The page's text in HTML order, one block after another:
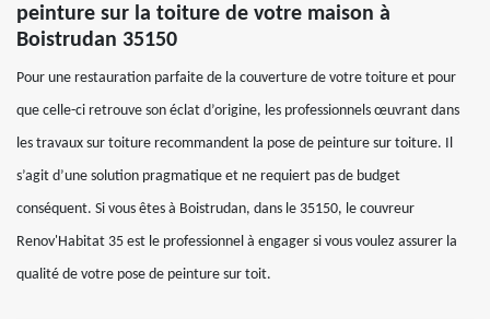
peinture sur la toiture de votre maison à
Boistrudan 35150
Pour une restauration parfaite de la couverture de votre toiture et pour
que celle-ci retrouve son éclat d’origine, les professionnels œuvrant dans
les travaux sur toiture recommandent la pose de peinture sur toiture. Il
s’agit d’une solution pragmatique et ne requiert pas de budget
conséquent. Si vous êtes à Boistrudan, dans le 35150, le couvreur
Renov'Habitat 35 est le professionnel à engager si vous voulez assurer la
qualité de votre pose de peinture sur toit.